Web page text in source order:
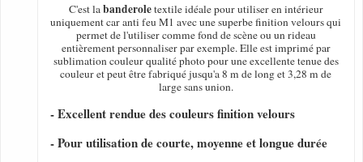
C'est labanderoletextile idéale pour utiliser en intérieur
uniquement car anti feu M1 avec une superbe finition velours qui
permet de l'utiliser comme fond de scène ou un rideau
entièrement personnaliser par exemple. Elle est imprimé par
sublimation couleur qualité photo pour une excellente tenue des
couleur et peut être fabriqué jusqu'a 8 m de long et 3,28 m de
large sans union.
- Excellent rendue des couleurs finition velours
- Pour utilisation de courte, moyenne et longue durée